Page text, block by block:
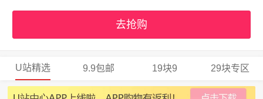
去抢购
U站精选 9.9包邮 19块9 29块专区